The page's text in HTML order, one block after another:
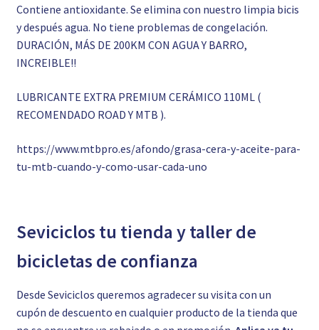
Contiene antioxidante. Se elimina con nuestro limpia bicis
y después agua. No tiene problemas de congelación.
DURACIÓN, MÁS DE 200KM CON AGUA Y BARRO,
INCREIBLE!!
LUBRICANTE EXTRA PREMIUM CERÁMICO 110ML (
RECOMENDADO ROAD Y MTB ).
https://www.mtbpro.es/afondo/grasa-cera-y-aceite-para-
tu-mtb-cuando-y-como-usar-cada-uno
Seviciclos tu tienda y taller de
bicicletas de confianza
Desde Seviciclos queremos agradecer su visita con un
cupón de descuento en cualquier producto de la tienda que